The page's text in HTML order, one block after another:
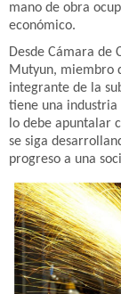
mano de obra
económico.
Desde Cámara de
Mutyun, miembro
integrante de la
tiene una industria
lo debe apuntalar
se siga
progreso a una